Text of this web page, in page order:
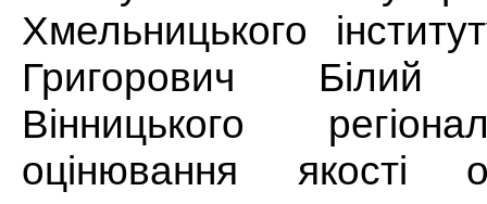
Хмельницького
Григорович
Вінницького
оцінювання якості